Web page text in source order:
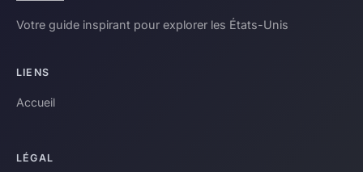
Votre guide inspirant pour explorer les États-Unis
LIENS
Accueil
LÉGAL